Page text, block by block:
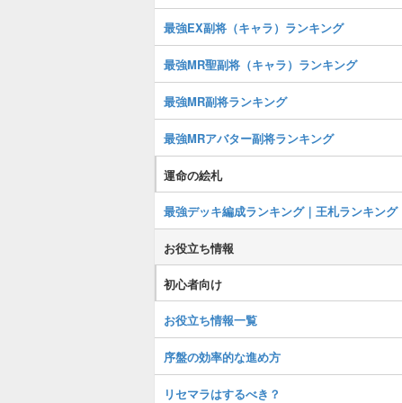
最強EX副将（キャラ）ランキング
最強MR聖副将（キャラ）ランキング
最強MR副将ランキング
最強MRアバター副将ランキング
運命の絵札
最強デッキ編成ランキング｜王札ランキング
お役立ち情報
初心者向け
お役立ち情報一覧
序盤の効率的な進め方
リセマラはするべき？